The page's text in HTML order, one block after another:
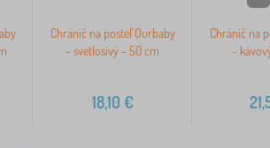
Chránič na posteľ Ourbaby
- svetlosivý - 50 cm
18,10 €
Chránič na
-